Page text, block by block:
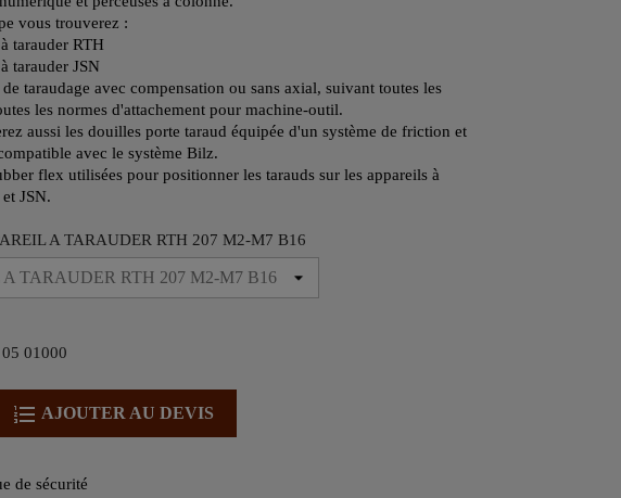
vous trouverez :
tarauder RTH
tarauder JSN
taraudage avec compensation ou sans axial, suivant toutes les
les normes d'attachement pour machine-outil.
aussi les douilles porte taraud équipée d'un système de friction et
avec le système Bilz.
flex utilisées pour positionner les tarauds sur les appareils à
JSN.
A TARAUDER RTH 207 M2-M7 B16
01000
AJOUTER AU DEVIS
de sécurité